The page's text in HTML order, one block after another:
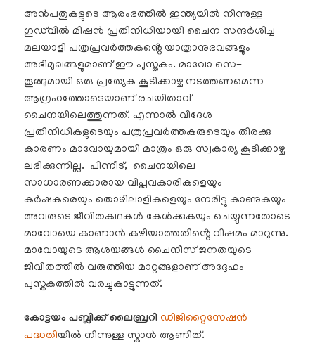
അൻപതുകളുടെ ആരംഭത്തിൽ ഇന്ത്യയിൽ നിന്നുള്ള
ഗുഡ്‌വിൽ മിഷൻ പ്രതിനിധിയായി ചൈന സന്ദർശിച്ച
മലയാളി പത്രപ്രവർത്തകൻ്റെ യാത്രാനുഭവങ്ങളും
അഭിമുഖങ്ങളുമാണ് ഈ പുസ്തകം. മാവോ സെ-
തൂങ്ങുമായി ഒരു പ്രത്യേക കൂടിക്കാഴ്ച നടത്തണമെന്ന
ആഗ്രഹത്തോടെയാണ് രചയിതാവ്
ചൈനയിലെത്തുന്നത്. എന്നാൽ വിദേശ
പ്രതിനിധികളുടെയും പത്രപ്രവർത്തകരുടെയും തിരക്കു
കാരണം മാവോയുമായി മാത്രം ഒരു സ്വകാര്യ കൂടിക്കാഴ്ച
ലഭിക്കുന്നില്ല. പിന്നീട്, ചൈനയിലെ
സാധാരണക്കാരായ വിപ്ലവകാരികളെയും
കർഷകരെയും തൊഴിലാളികളെയും നേരിട്ടു കാണുകയും
അവരുടെ ജീവിതകഥകൾ കേൾക്കുകയും ചെയ്യുന്നതോടെ
മാവോയെ കാണാൻ കഴിയാത്തതിൻ്റെ വിഷമം മാറുന്നു.
മാവോയുടെ ആശയങ്ങൾ ചൈനീസ് ജനതയുടെ
ജീവിതത്തിൽ വരുത്തിയ മാറ്റങ്ങളാണ് അദ്ദേഹം
പുസ്തകത്തിൽ വരച്ചുകാട്ടുന്നത്.
കോട്ടയം പബ്ലിക്ക് ലൈബ്രറി ഡിജിറ്റൈസേഷൻ
പദ്ധതിയിൽ നിന്നുള്ള സ്കാൻ ആണിത്.